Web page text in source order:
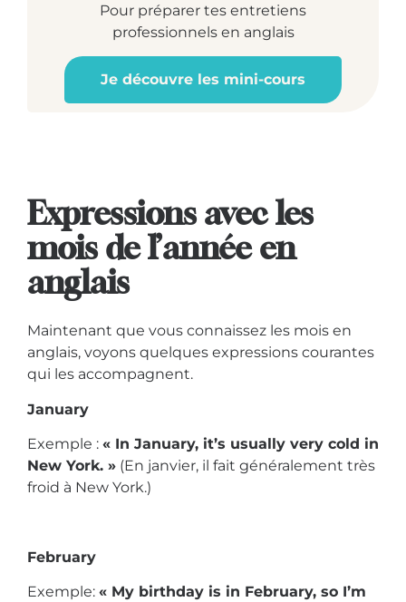
Pour préparer tes entretiens
professionnels en anglais
Je découvre les mini-cours
Expressions avec les
mois de l’année en
anglais
Maintenant que vous connaissez les mois en
anglais, voyons quelques expressions courantes
qui les accompagnent.
January
Exemple : « In January, it’s usually very cold in
New York. » (En janvier, il fait généralement très
froid à New York.)
February
Exemple: « My birthday is in February, so I’m